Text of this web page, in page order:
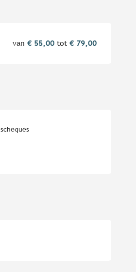
van€ 55,00 tot€ 79,00